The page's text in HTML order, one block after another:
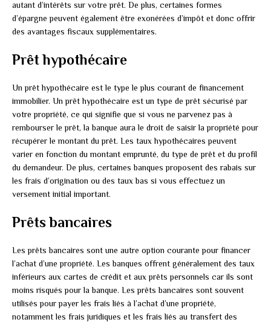
autant d’intérêts sur votre prêt. De plus, certaines formes
d’épargne peuvent également être exonérées d’impôt et donc offrir
des avantages fiscaux supplémentaires.
Prêt hypothécaire
Un prêt hypothécaire est le type le plus courant de financement
immobilier. Un prêt hypothécaire est un type de prêt sécurisé par
votre propriété, ce qui signifie que si vous ne parvenez pas à
rembourser le prêt, la banque aura le droit de saisir la propriété pour
récupérer le montant du prêt. Les taux hypothécaires peuvent
varier en fonction du montant emprunté, du type de prêt et du profil
du demandeur. De plus, certaines banques proposent des rabais sur
les frais d’origination ou des taux bas si vous effectuez un
versement initial important.
Prêts bancaires
Les prêts bancaires sont une autre option courante pour financer
l’achat d’une propriété. Les banques offrent généralement des taux
inférieurs aux cartes de crédit et aux prêts personnels car ils sont
moins risqués pour la banque. Les prêts bancaires sont souvent
utilisés pour payer les frais liés à l’achat d’une propriété,
notamment les frais juridiques et les frais liés au transfert des